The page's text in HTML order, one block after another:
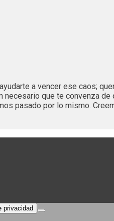
a vencer ese caos;
que te convenza
pasado por lo mismo.
privacidad